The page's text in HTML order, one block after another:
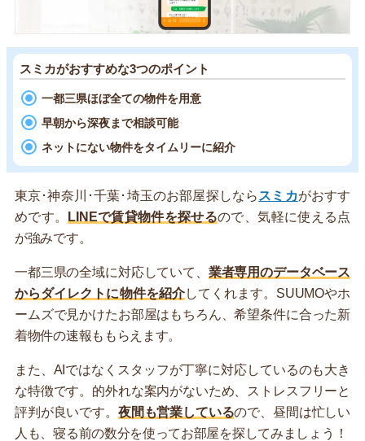
スミカがおすすめな3つのポイント
一都三県ほぼ全ての物件を用意
早朝から深夜まで相談可能
ネットにない物件をタイムリーに紹介
東京･神奈川･千葉･埼玉のお部屋探しなら スミカがおすす
めです。
LINEで賃貸物件を探せるので、気軽に使える点
が強みです。
一都三県の全域に対応していて、 業者専用のデータベース
からダイレクトに物件を紹介してくれます。SUUMOやホ
ームズで見かけたお部屋はもちろん、希望条件に合った新
着物件の速報ももらえます。
また、AIではなくスタッフが丁寧に対応しているのも大き
な特徴です。的外れな案内がないため、ストレスフリーと
評判が良いです。 夜間も営業しているので、昼間は忙しい
人も、寝る前の数分を使ってお部屋を探してみましょう！